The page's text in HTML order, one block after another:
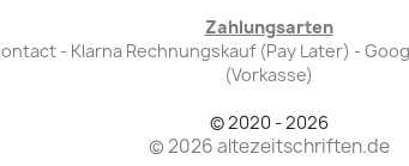
Zahlungsarten
- Klarna Rechnungskauf (Pay Later) -
(Vorkasse)
© 2020 - 2026
© 2026 altezeitschriften.de